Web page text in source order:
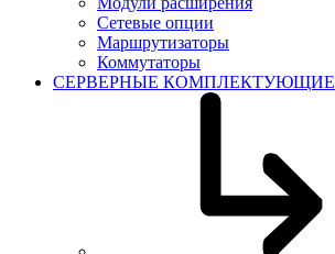
Сетевые опции
Маршрутизаторы
Коммутаторы
СЕРВЕРНЫЕ КОМПЛЕКТУЮЩИЕ